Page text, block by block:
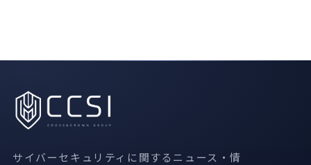
サイバーセキュリティに関するニュース・情